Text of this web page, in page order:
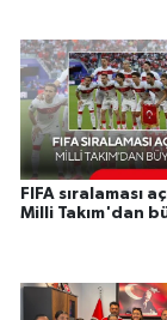
FIFA sıralaması
Milli Takım'dan